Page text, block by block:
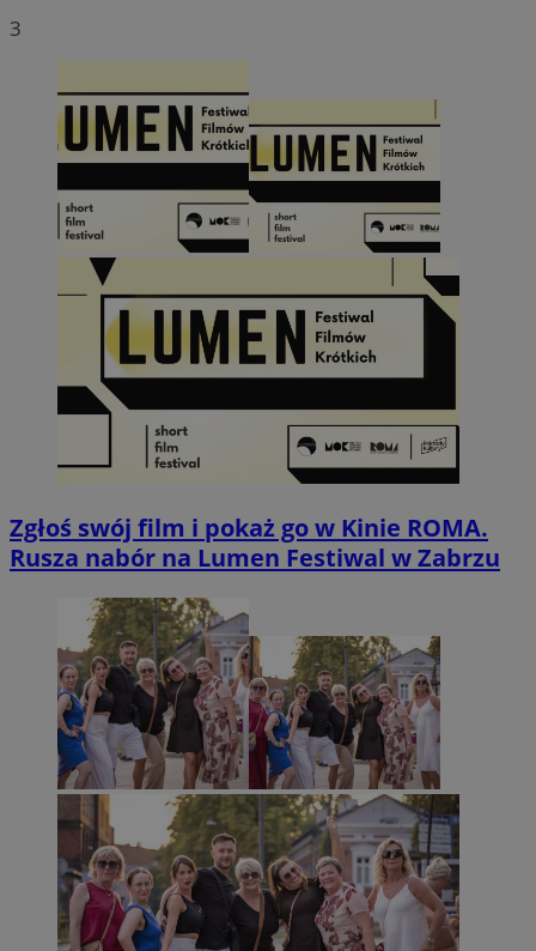
3
Zgłoś swój film i pokaż go w Kinie ROMA.
Rusza nabór na Lumen Festiwal w Zabrzu